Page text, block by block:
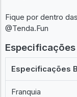
Fique por dentro
@Tenda.Fun
Especificações
Especificações
Franquia